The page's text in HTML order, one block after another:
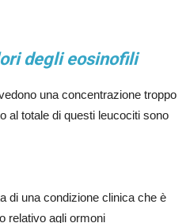
degli eosinofili
una concentrazione troppo
al totale di questi leucociti sono
di una condizione clinica che è
relativo agli ormoni